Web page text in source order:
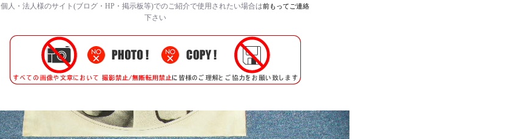
個人・法人様のサイト(ブログ・HP・掲示板等)でのご紹介で使用されたい場合は前もってご連絡
下さい